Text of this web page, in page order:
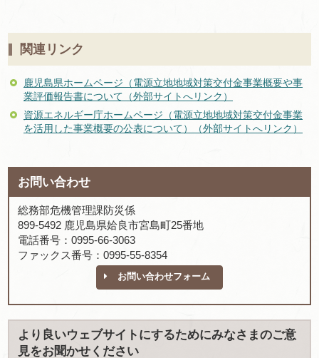
関連リンク
鹿児島県ホームページ（電源立地地域対策交付金事業概要や事
業評価報告書について（外部サイトへリンク）
資源エネルギー庁ホームページ（電源立地地域対策交付金事業
を活用した事業概要の公表について）（外部サイトへリンク）
お問い合わせ
総務部危機管理課防災係
899-5492 鹿児島県姶良市宮島町25番地
電話番号：0995-66-3063
ファックス番号：0995-55-8354
お問い合わせフォーム
より良いウェブサイトにするためにみなさまのご意
見をお聞かせください